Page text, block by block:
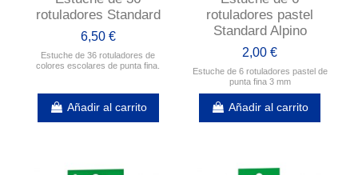
rotuladores Standard
6,50 €
Estuche de 36 rotuladores de
colores escolares de punta fina.
Añadir al carrito
rotuladores pastel
Standard Alpino
2,00 €
Estuche de 6 rotuladores pastel de
punta fina 3 mm
Añadir al carrito